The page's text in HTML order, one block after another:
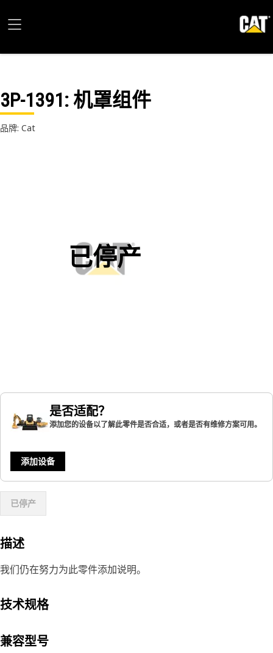
3P-1391: 机罩组件
品牌: Cat
已停产
是否适配？
添加您的设备以了解此零件是否合适，或者是否有维修方案可用。
添加设备
已停产
描述
我们仍在努力为此零件添加说明。
技术规格
兼容型号